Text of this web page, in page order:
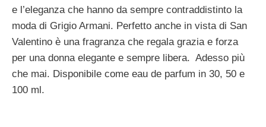
e l’eleganza che hanno da sempre contraddistinto la
moda di Grigio Armani. Perfetto anche in vista di San
Valentino è una fragranza che regala grazia e forza
per una donna elegante e sempre libera. Adesso più
che mai. Disponibile come eau de parfum in 30, 50 e
100 ml.